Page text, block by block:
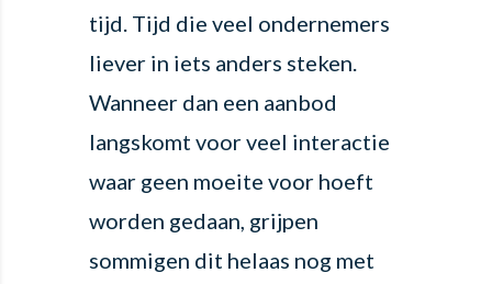
tijd. Tijd die veel ondernemers
liever in iets anders steken.
Wanneer dan een aanbod
langskomt voor veel interactie
waar geen moeite voor hoeft
worden gedaan, grijpen
sommigen dit helaas nog met